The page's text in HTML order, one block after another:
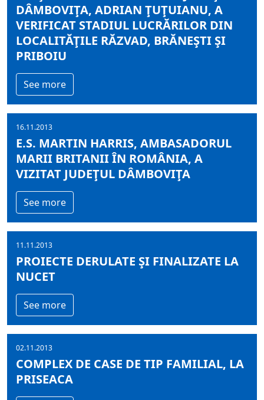
DÂMBOVIŢA, ADRIAN ŢUŢUIANU, A
VERIFICAT STADIUL LUCRĂRILOR DIN
LOCALITĂŢILE RĂZVAD, BRĂNEŞTI ŞI
PRIBOIU
See more
16.11.2013
E.S. MARTIN HARRIS, AMBASADORUL
MARII BRITANII ÎN ROMÂNIA, A
VIZITAT JUDEŢUL DÂMBOVIŢA
See more
11.11.2013
PROIECTE DERULATE ŞI FINALIZATE LA
NUCET
See more
02.11.2013
COMPLEX DE CASE DE TIP FAMILIAL, LA
PRISEACA